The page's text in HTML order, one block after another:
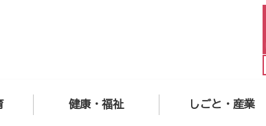
健康・福祉 しごと・産業